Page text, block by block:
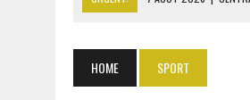
7 AOÛT 2026 | OUATTARA
HOME SPORT